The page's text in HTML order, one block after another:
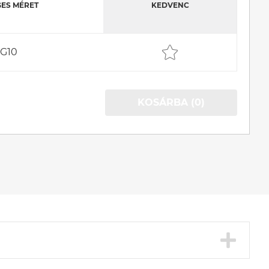
MÉRET KEDVENC